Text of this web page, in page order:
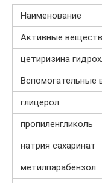
Наименование
Активные
цетиризина
Вспомогательные
глицерол
пропиленгликоль
натрия сахаринат
метилпарабензол